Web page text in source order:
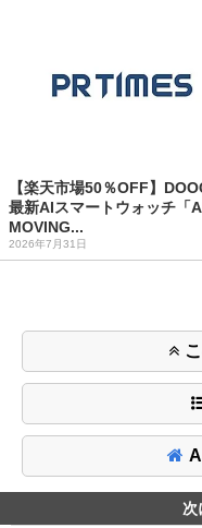
【楽天市場50％OFF】
最新AIスマートウォッチ「
MOVING...
2026年7月31日
次